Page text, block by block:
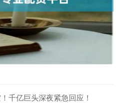
千亿巨头深夜紧急回应！